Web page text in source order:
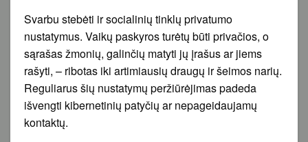
Svarbu stebėti ir socialinių tinklų privatumo
nustatymus. Vaikų paskyros turėtų būti privačios, o
sąrašas žmonių, galinčių matyti jų įrašus ar jiems
rašyti, – ribotas iki artimiausių draugų ir šeimos narių.
Reguliarus šių nustatymų peržiūrėjimas padeda
išvengti kibernetinių patyčių ar nepageidaujamų
kontaktų.